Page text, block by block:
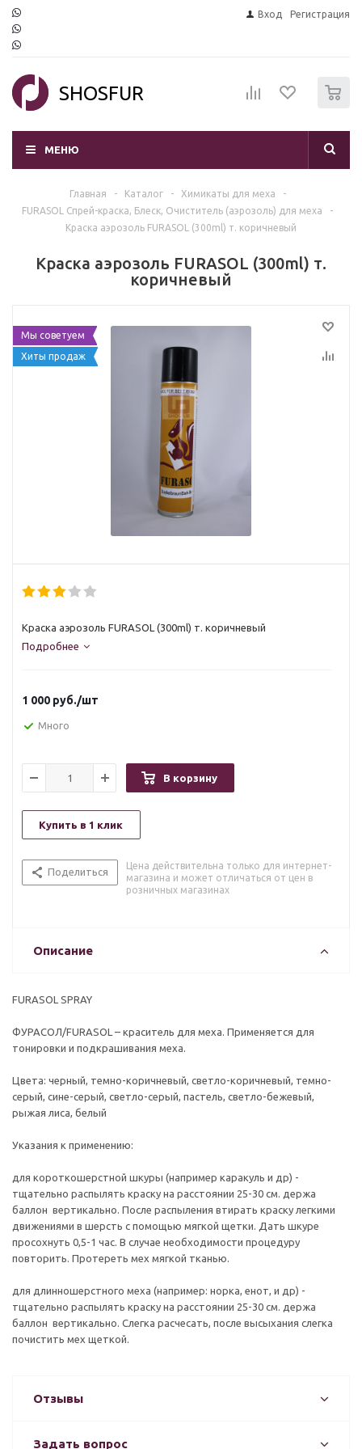
Вход Регистрация
SHOSFUR
МЕНЮ
Главная - Каталог - Химикаты для меха
-
FURASOL Спрей-краска, Блеск, Очиститель (аэрозоль) для меха
-
Краска аэрозоль FURASOL (300ml) т. коричневый
Краска аэрозоль FURASOL (300ml) т.
коричневый
Мы советуем
Хиты продаж
Краска аэрозоль FURASOL (300ml) т. коричневый
Подробнее
1 000 руб./шт
Много
В корзину
Купить в 1 клик
Поделиться
Цена действительна только для интернет-
магазина и может отличаться от цен в
розничных магазинах
Описание
FURASOL SPRAY
ФУРАСОЛ/FURASOL – краситель для меха. Применяется для
тонировки и подкрашивания меха.
Цвета: черный, темно-коричневый, светло-коричневый, темно-
серый, сине-серый, светло-серый, пастель, светло-бежевый,
рыжая лиса, белый
Указания к применению:
для короткошерстной шкуры (например каракуль и др) -
тщательно распылять краску на расстоянии 25-30 см. держа
баллон вертикально. После распыления втирать краску легкими
движениями в шерсть с помощью мягкой щетки. Дать шкуре
просохнуть 0,5-1 час. В случае необходимости процедуру
повторить. Протереть мех мягкой тканью.
для длинношерстного меха (например: норка, енот, и др) -
тщательно распылять краску на расстоянии 25-30 см. держа
баллон вертикально. Слегка расчесать, после высыхания слегка
почистить мех щеткой.
Отзывы
Задать вопрос